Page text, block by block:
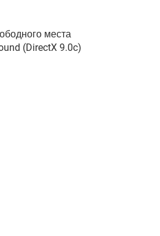
места
(DirectX 9.0c)